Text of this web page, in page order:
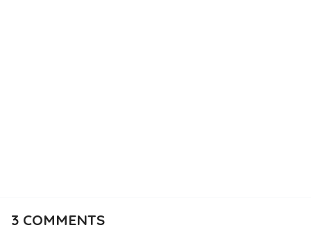
3COMMENTS